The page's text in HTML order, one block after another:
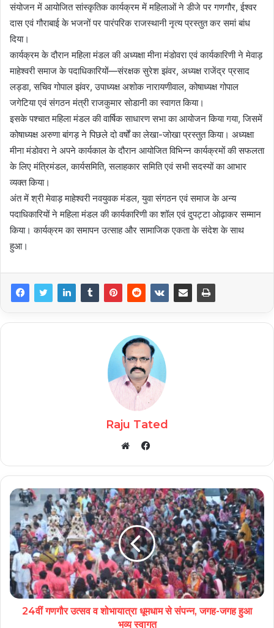
संयोजन में आयोजित सांस्कृतिक कार्यक्रम में महिलाओं ने डीजे पर गणगौर, ईश्वर
दास एवं गौराबाई के भजनों पर पारंपरिक राजस्थानी नृत्य प्रस्तुत कर समां बांध
दिया।
कार्यक्रम के दौरान महिला मंडल की अध्यक्षा मीना मंडोवरा एवं कार्यकारिणी ने मेवाड़
माहेश्वरी समाज के पदाधिकारियों—संरक्षक सुरेश झंवर, अध्यक्ष राजेंद्र प्रसाद
लड्डा, सचिव गोपाल झंवर, उपाध्यक्ष अशोक नारायणीवाल, कोषाध्यक्ष गोपाल
जगेटिया एवं संगठन मंत्री राजकुमार सोडानी का स्वागत किया।
इसके पश्चात महिला मंडल की वार्षिक साधारण सभा का आयोजन किया गया, जिसमें
कोषाध्यक्ष अरुणा बांगड़ ने पिछले दो वर्षों का लेखा-जोखा प्रस्तुत किया। अध्यक्षा
मीना मंडोवरा ने अपने कार्यकाल के दौरान आयोजित विभिन्न कार्यक्रमों की सफलता
के लिए मंत्रिमंडल, कार्यसमिति, सलाहकार समिति एवं सभी सदस्यों का आभार
व्यक्त किया।
अंत में श्री मेवाड़ माहेश्वरी नवयुवक मंडल, युवा संगठन एवं समाज के अन्य
पदाधिकारियों ने महिला मंडल की कार्यकारिणी का शॉल एवं दुपट्टा ओढ़ाकर सम्मान
किया। कार्यक्रम का समापन उत्साह और सामाजिक एकता के संदेश के साथ
हुआ।
Raju Tated
Facebook
24वीं गणगौर उत्सव व शोभायात्रा धूमधाम से संपन्न, जगह-जगह हुआ
भव्य स्वागत